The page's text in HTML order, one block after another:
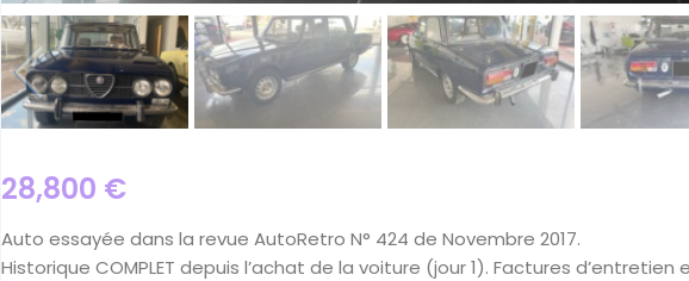
28,800 €
Auto essayée dans la revue AutoRetro N° 424 de Novembre 2017.
Historique COMPLET depuis l’achat de la voiture (jour 1). Factures